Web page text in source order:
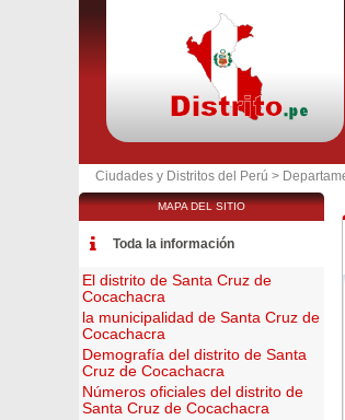
Ciudades y Distritos del Perú >
MAPA DEL SITIO
Toda la información
El distrito de Santa Cruz de
Cocachacra
la municipalidad de Santa Cruz de
Cocachacra
Demografía del distrito de Santa
Cruz de Cocachacra
Números oficiales del distrito de
Santa Cruz de Cocachacra